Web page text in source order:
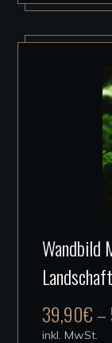
Wandbild
Landschaft
39,90€–
inkl. MwSt.